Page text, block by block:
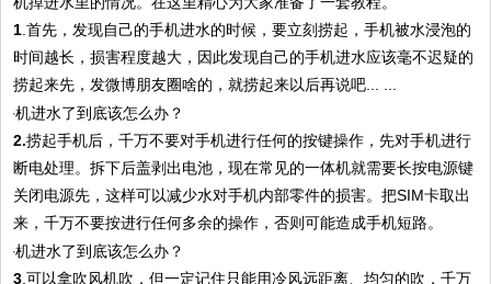
1.首先，发现自己的手机进水的时候，要立刻捞起，手机被水浸泡的
时间越长，损害程度越大，因此发现自己的手机进水应该毫不迟疑的
捞起来先，发微博朋友圈啥的，就捞起来以后再说吧... ...
2.捞起手机后，千万不要对手机进行任何的按键操作，先对手机进行
断电处理。拆下后盖剥出电池，现在常见的一体机就需要长按电源键
关闭电源先，这样可以减少水对手机内部零件的损害。把SIM卡取出
来，千万不要按进行任何多余的操作，否则可能造成手机短路。
3 .可以拿吹风机吹，但一定记住只能用冷风远距离、均匀的吹，千万